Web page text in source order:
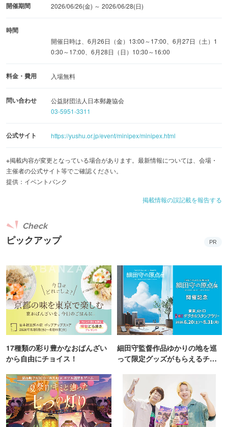
開催期間 2026/06/26(金) ～ 2026/06/28(日)
時間
開催日時は、6月26日（金）13:00～17:00、6月27日（土）1
0:30～17:00、6月28日（日）10:30～16:00
料金・費用 入場無料
問い合わせ
公益財団法人日本郵趣協会
03-5951-3311
公式サイト https://yushu.or.jp/event/minipex/minipex.html
※掲載内容が変更となっている場合があります。最新情報については、会場・
主催者の公式サイト等でご確認ください。
提供：イベントバンク
掲載情報の誤記載を報告する
ピックアップ
Check
PR
17種類の彩り豊かなおばんざい
から自由にチョイス！
細田守監督作品ゆかりの地を巡
って限定グッズがもらえるチャ